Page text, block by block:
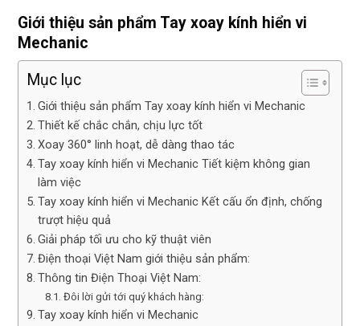
tôt
Giới thiệu sản phẩm Tay xoay kính hiển vi
Mechanic
Mục lục
Giới thiệu sản phẩm Tay xoay kính hiển vi Mechanic
Thiết kế chắc chắn, chịu lực tốt
Xoay 360° linh hoạt, dễ dàng thao tác
Tay xoay kính hiển vi Mechanic Tiết kiệm không gian
làm việc
Tay xoay kính hiển vi Mechanic Kết cấu ổn định, chống
trượt hiệu quả
Giải pháp tối ưu cho kỹ thuật viên
Điện thoại Việt Nam giới thiệu sản phẩm:
Thông tin Điện Thoại Việt Nam:
Đôi lời gửi tới quý khách hàng:
Tay xoay kính hiển vi Mechanic